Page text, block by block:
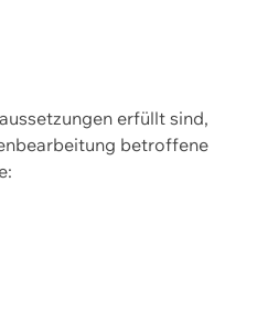
erfüllt sind,
betroffene